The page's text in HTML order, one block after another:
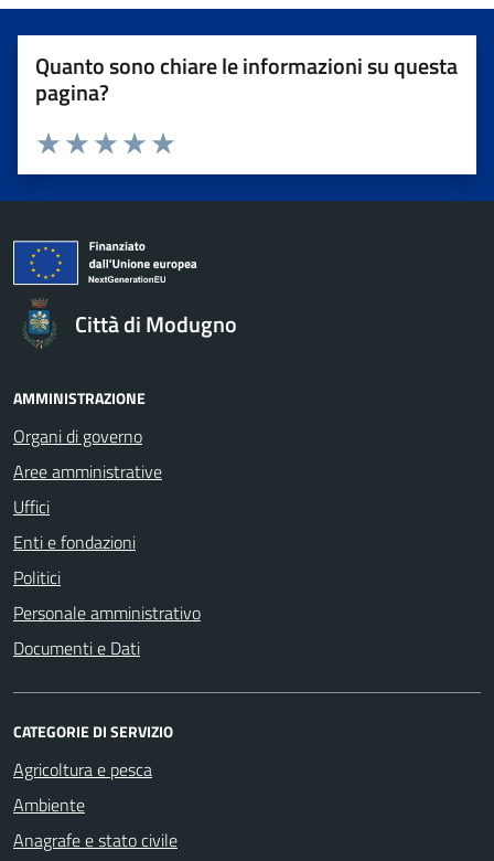
Quanto sono chiare le informazioni su questa
pagina?
Valuta da 1 a 5 stelle la pagina
Valuta 5 stelle su 5
Valuta 4 stelle su 5
Valuta 3 stelle su 5
Valuta 2 stelle su 5
Valuta 1 stelle su 5
Città di Modugno
AMMINISTRAZIONE
Organi di governo
Aree amministrative
Uffici
Enti e fondazioni
Politici
Personale amministrativo
Documenti e Dati
CATEGORIE DI SERVIZIO
Agricoltura e pesca
Ambiente
Anagrafe e stato civile